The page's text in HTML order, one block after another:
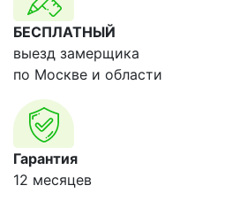
БЕСПЛАТНЫЙ
выезд замерщика
по Москве и области
Гарантия
12 месяцев